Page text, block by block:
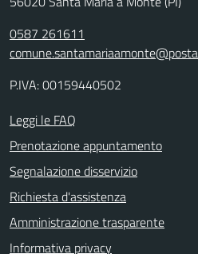
0587 261611
P.IVA: 00159440502
Leggi le FAQ
Prenotazione appuntamento
Segnalazione disservizio
Richiesta d'assistenza
Amministrazione trasparente
Informativa privacy